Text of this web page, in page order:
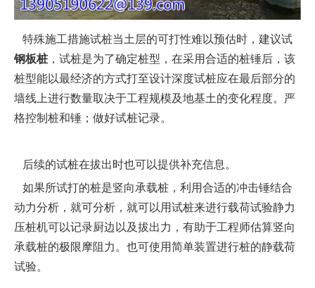
特殊施工措施试桩当土层的可打性难以预估时，建议试
钢板桩，试桩是为了确定桩型，在采用合适的桩锤后，该
桩型能以最经济的方式打至设计深度试桩应在最后部分的
墙线上进行数量取决于工程规模及地基土的变化程度。严
格控制桩和锤；做好试桩记录。
后续的试桩在拔出时也可以提供补充信息。
如果所试打的桩是竖向承载桩，利用合适的冲击锤结合
动力分析，就可分析，就可以用试桩来进行载荷试验静力
压桩机可以记录厨边以及拔出力，有助于工程师估算竖向
承载桩的极限摩阻力。也可使用简单装置进行桩的静载荷
试验。